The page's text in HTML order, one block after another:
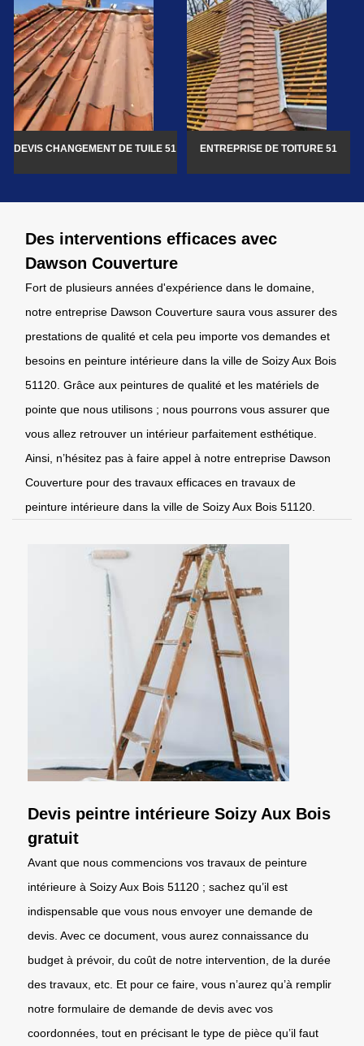
DEVIS CHANGEMENT DE TUILE 51 ENTREPRISE DE TOITURE 51
Des interventions efficaces avec
Dawson Couverture
Fort de plusieurs années d'expérience dans le domaine,
notre entreprise Dawson Couverture saura vous assurer des
prestations de qualité et cela peu importe vos demandes et
besoins en peinture intérieure dans la ville de Soizy Aux Bois
51120. Grâce aux peintures de qualité et les matériels de
pointe que nous utilisons ; nous pourrons vous assurer que
vous allez retrouver un intérieur parfaitement esthétique.
Ainsi, n’hésitez pas à faire appel à notre entreprise Dawson
Couverture pour des travaux efficaces en travaux de
peinture intérieure dans la ville de Soizy Aux Bois 51120.
Devis peintre intérieure Soizy Aux Bois
gratuit
Avant que nous commencions vos travaux de peinture
intérieure à Soizy Aux Bois 51120 ; sachez qu’il est
indispensable que vous nous envoyer une demande de
devis. Avec ce document, vous aurez connaissance du
budget à prévoir, du coût de notre intervention, de la durée
des travaux, etc. Et pour ce faire, vous n’aurez qu’à remplir
notre formulaire de demande de devis avec vos
coordonnées, tout en précisant le type de pièce qu’il faut